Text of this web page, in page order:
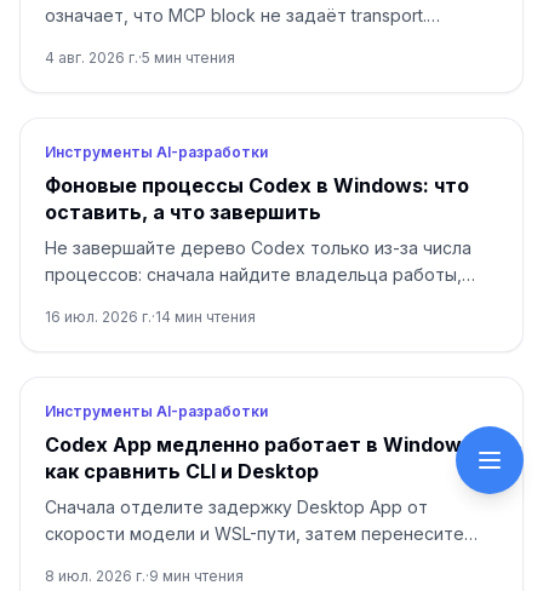
означает, что MCP block не задаёт transport.
затем отдельно проверьте разбор и соединение.
4 авг. 2026 г.·5 мин чтения
Инструменты AI-разработки
Фоновые процессы Codex в Windows: что
оставить, а что завершить
Не завершайте дерево Codex только из-за числа
процессов: сначала найдите владельца работы,
выход.
16 июл. 2026 г.·14 мин чтения
Инструменты AI-разработки
Codex App медленно работает в Windows:
как сравнить CLI и Desktop
Сначала отделите задержку Desktop App от
скорости модели и WSL-пути, затем перенесите
маршрут.
8 июл. 2026 г.·9 мин чтения